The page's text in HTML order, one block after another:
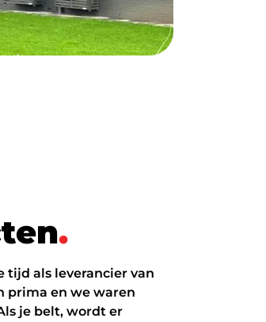
ten.
tijd als leverancier van
prima en we waren
je belt, wordt er